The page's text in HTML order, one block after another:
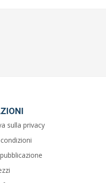
sulla privacy